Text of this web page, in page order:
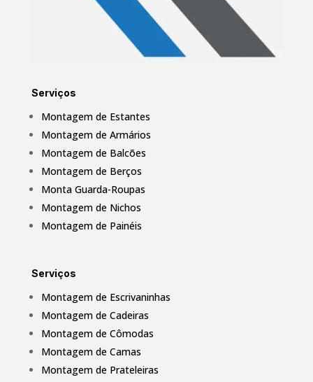
Serviços
Montagem de Estantes
Montagem de Armários
Montagem de Balcões
Montagem de Berços
Monta Guarda-Roupas
Montagem de Nichos
Montagem de Painéis
Serviços
Montagem de Escrivaninhas
Montagem de Cadeiras
Montagem de Cômodas
Montagem de Camas
Montagem de Prateleiras